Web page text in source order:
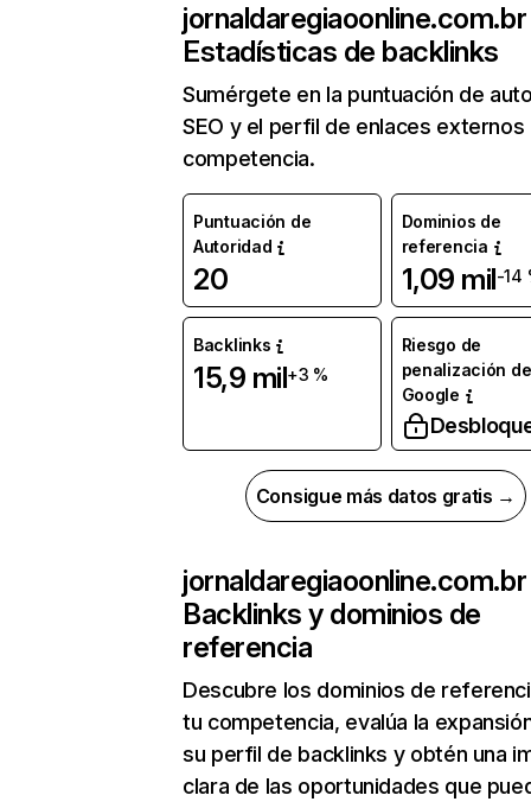
jornaldaregiaoonline.com.br
Estadísticas de backlinks
Sumérgete en la puntuación de
SEO y el perfil de enlaces externos
competencia.
Puntuación de
Autoridad
20
Dominios de
referencia
1,09 mil-14
Backlinks
15,9 mil+3 %
Riesgo de
penalización de
Google
Consigue más datos gratis →
jornaldaregiaoonline.com.br
Backlinks y dominios de
referencia
Descubre los dominios de
tu competencia, evalúa la
su perfil de backlinks y obtén una
clara de las oportunidades que